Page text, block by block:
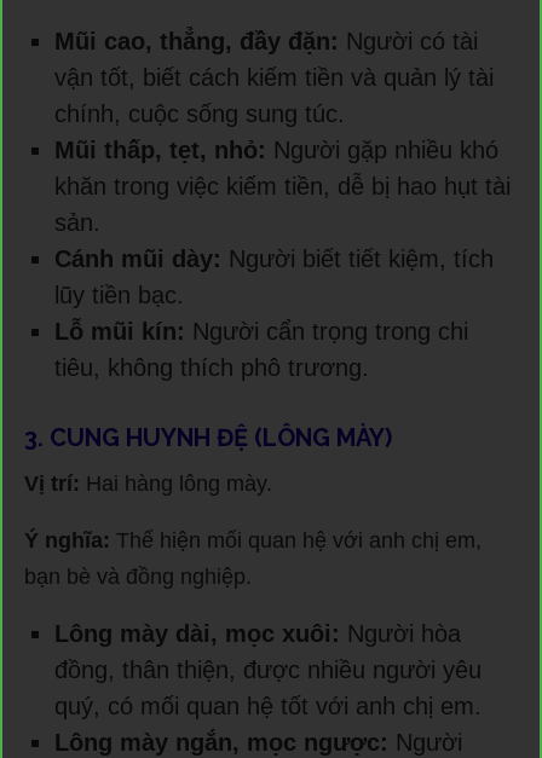
Mũi cao, thẳng, đầy đặn: Người có tài
vận tốt, biết cách kiếm tiền và quản lý tài
chính, cuộc sống sung túc.
Mũi thấp, tẹt, nhỏ: Người gặp nhiều khó
khăn trong việc kiếm tiền, dễ bị hao hụt tài
sản.
Cánh mũi dày: Người biết tiết kiệm, tích
lũy tiền bạc.
Lỗ mũi kín: Người cẩn trọng trong chi
tiêu, không thích phô trương.
3. CUNG HUYNH ĐỆ (LÔNG MÀY)
Vị trí: Hai hàng lông mày.
Ý nghĩa: Thể hiện mối quan hệ với anh chị em,
bạn bè và đồng nghiệp.
Lông mày dài, mọc xuôi: Người hòa
đồng, thân thiện, được nhiều người yêu
quý, có mối quan hệ tốt với anh chị em.
Lông mày ngắn, mọc ngược: Người